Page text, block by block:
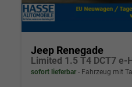
Jeep Renegade
sofort lieferbar Fahrzeug mit